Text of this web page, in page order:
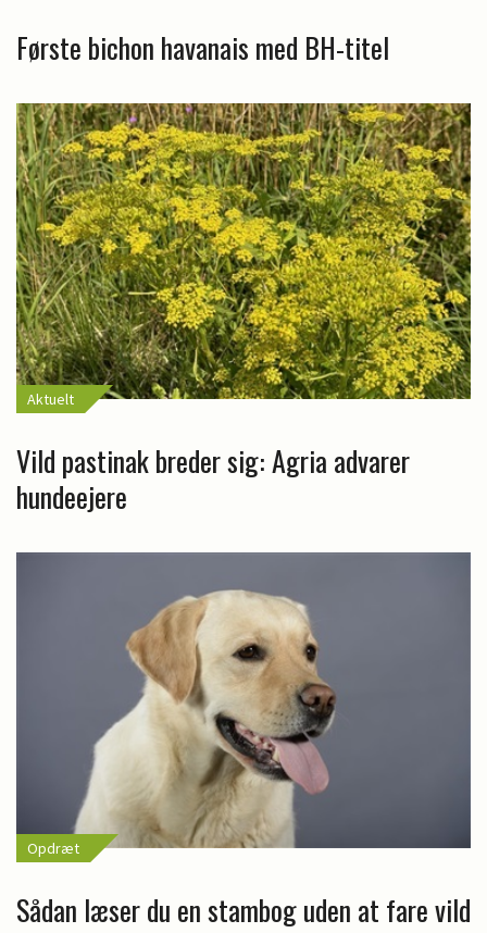
Første bichon havanais med BH-titel
Aktuelt
Vild pastinak breder sig: Agria advarer
hundeejere
Opdræt
Sådan læser du en stambog uden at fare vild